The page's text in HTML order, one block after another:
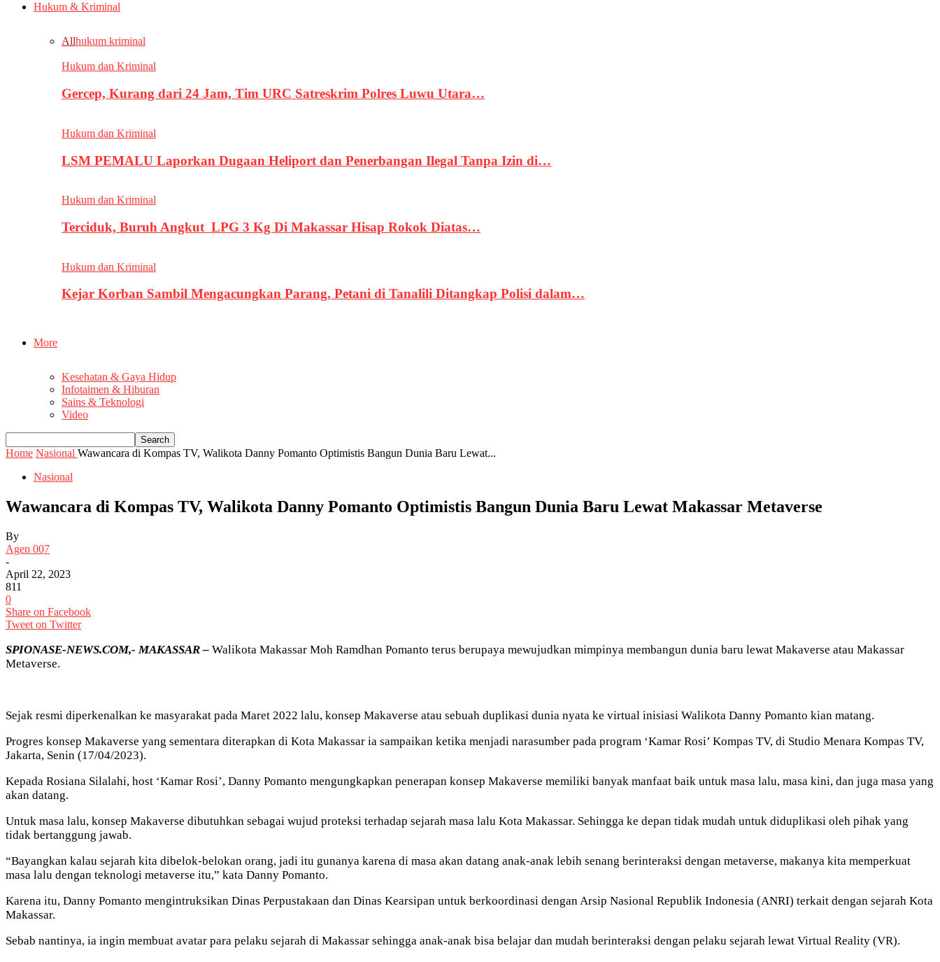
Hukum & Kriminal
Allhukum kriminal
Hukum dan Kriminal
Gercep, Kurang dari 24 Jam, Tim URC Satreskrim Polres Luwu Utara…
Hukum dan Kriminal
LSM PEMALU Laporkan Dugaan Heliport dan Penerbangan Ilegal Tanpa Izin di…
Hukum dan Kriminal
Terciduk, Buruh Angkut LPG 3 Kg Di Makassar Hisap Rokok Diatas…
Hukum dan Kriminal
Kejar Korban Sambil Mengacungkan Parang, Petani di Tanalili Ditangkap Polisi dalam…
More
Kesehatan & Gaya Hidup
Infotaimen & Hiburan
Sains & Teknologi
Video
Home Nasional Wawancara di Kompas TV, Walikota Danny Pomanto Optimistis Bangun Dunia Baru Lewat...
Nasional
Wawancara di Kompas TV, Walikota Danny Pomanto Optimistis Bangun Dunia Baru Lewat Makassar Metaverse
By
Agen 007
-
April 22, 2023
811
0
Share on Facebook
Tweet on Twitter
SPIONASE-NEWS.COM,- MAKASSAR – Walikota Makassar Moh Ramdhan Pomanto terus berupaya mewujudkan mimpinya membangun dunia baru lewat Makaverse atau Makassar
Metaverse.
Sejak resmi diperkenalkan ke masyarakat pada Maret 2022 lalu, konsep Makaverse atau sebuah duplikasi dunia nyata ke virtual inisiasi Walikota Danny Pomanto kian matang.
Progres konsep Makaverse yang sementara diterapkan di Kota Makassar ia sampaikan ketika menjadi narasumber pada program ‘Kamar Rosi’ Kompas TV, di Studio Menara Kompas TV,
Jakarta, Senin (17/04/2023).
Kepada Rosiana Silalahi, host ‘Kamar Rosi’, Danny Pomanto mengungkapkan penerapan konsep Makaverse memiliki banyak manfaat baik untuk masa lalu, masa kini, dan juga masa yang
akan datang.
Untuk masa lalu, konsep Makaverse dibutuhkan sebagai wujud proteksi terhadap sejarah masa lalu Kota Makassar. Sehingga ke depan tidak mudah untuk diduplikasi oleh pihak yang
tidak bertanggung jawab.
“Bayangkan kalau sejarah kita dibelok-belokan orang, jadi itu gunanya karena di masa akan datang anak-anak lebih senang berinteraksi dengan metaverse, makanya kita memperkuat
masa lalu dengan teknologi metaverse itu,” kata Danny Pomanto.
Karena itu, Danny Pomanto mengintruksikan Dinas Perpustakaan dan Dinas Kearsipan untuk berkoordinasi dengan Arsip Nasional Republik Indonesia (ANRI) terkait dengan sejarah Kota
Makassar.
Sebab nantinya, ia ingin membuat avatar para pelaku sejarah di Makassar sehingga anak-anak bisa belajar dan mudah berinteraksi dengan pelaku sejarah lewat Virtual Reality (VR).